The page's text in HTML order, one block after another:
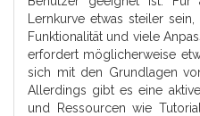
Lernkurve etwas steiler
Funktionalität und viele
erfordert möglicherweise
sich mit den Grundlagen
Allerdings gibt es eine
und Ressourcen wie